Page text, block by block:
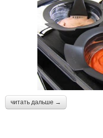
читать дальше →